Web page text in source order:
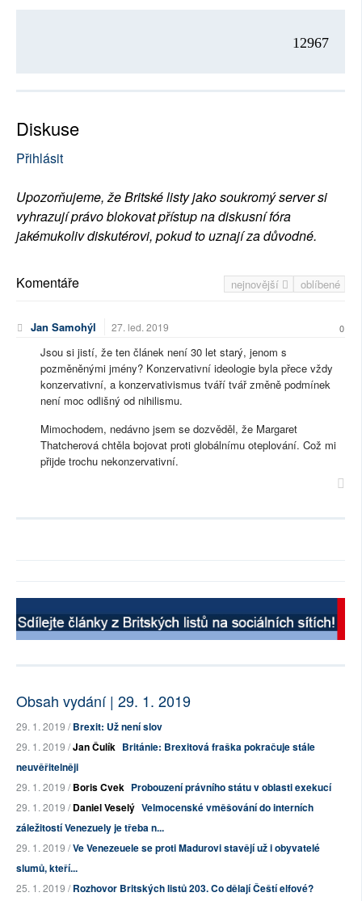
12967
Diskuse
Přihlásit
Upozorňujeme, že Britské listy jako soukromý server si
vyhrazují právo blokovat přístup na diskusní fóra
jakémukoliv diskutérovi, pokud to uznají za důvodné.
nejnovější oblíbené
Komentáře
Jan Samohýl 27. led. 2019 0
Jsou si jistí, že ten článek není 30 let starý, jenom s
pozměněnými jmény? Konzervativní ideologie byla přece vždy
konzervativní, a konzervativismus tváří tvář změně podmínek
není moc odlišný od nihilismu.
Mimochodem, nedávno jsem se dozvěděl, že Margaret
Thatcherová chtěla bojovat proti globálnímu oteplování. Což mi
přijde trochu nekonzervativní.
Obsah vydání | 29. 1. 2019
29. 1. 2019 /Brexit: Už není slov
29. 1. 2019 /Jan Čulík Británie: Brexitová fraška pokračuje stále
neuvěřitelněji
29. 1. 2019 /Boris Cvek Probouzení právního státu v oblasti exekucí
29. 1. 2019 /Daniel Veselý Velmocenské vměšování do interních
záležitostí Venezuely je třeba n...
29. 1. 2019 /Ve Venezeuele se proti Madurovi stavějí už i obyvatelé
slumů, kteří...
25. 1. 2019 /Rozhovor Britských listů 203. Co dělají Čeští elfové?